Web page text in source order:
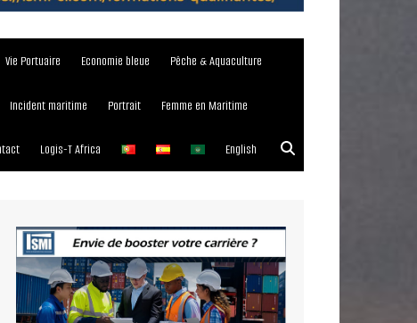
Vie Portuaire Economie bleue Pêche & Aquaculture
Incident maritime Portrait Femme en Maritime
2023
Logis-T Africa English